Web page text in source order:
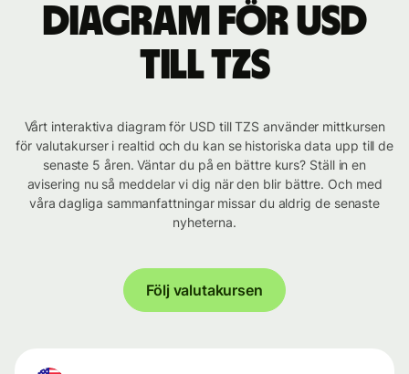
Diagram för USD
till TZS
Vårt interaktiva diagram för USD till TZS använder mittkursen
för valutakurser i realtid och du kan se historiska data upp till de
senaste 5 åren. Väntar du på en bättre kurs? Ställ in en
avisering nu så meddelar vi dig när den blir bättre. Och med
våra dagliga sammanfattningar missar du aldrig de senaste
nyheterna.
Följ valutakursen